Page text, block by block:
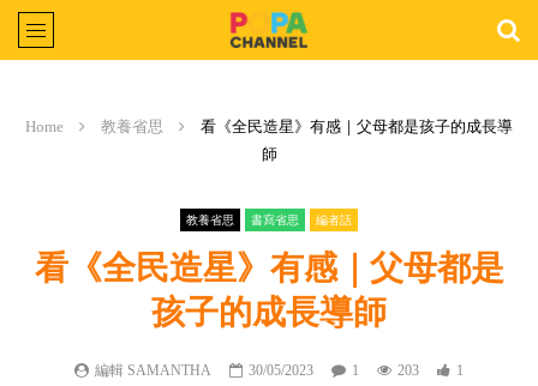
Home 教養省思
看《全民造星》有感｜父母都是孩子的成長導
師
教養省思 書寫省思 編者話
看《全民造星》有感｜父母都是
孩子的成長導師
編輯 SAMANTHA 30/05/2023 1 203 1